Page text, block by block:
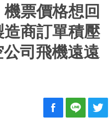
票價格想回
商訂單積壓
司飛機遠遠